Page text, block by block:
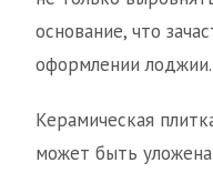
основание, что
оформлении лоджии.
Керамическая
может быть